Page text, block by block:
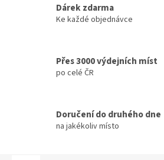
Dárek zdarma
Ke každé objednávce
Přes 3000 výdejních míst
po celé ČR
Doručení do druhého dne
na jakékoliv místo